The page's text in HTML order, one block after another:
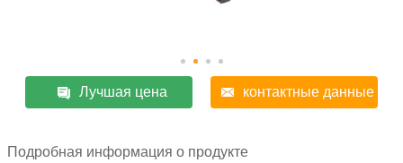
Лучшая цена контактные данные
Подробная информация о продукте